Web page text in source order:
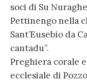
soci di Su
Pettinengo nella
Sant’Eusebio da
cantadu”.
Preghiera corale
ecclesiale di